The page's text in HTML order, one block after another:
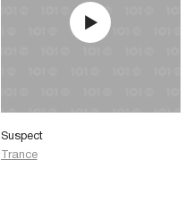
Suspect
Trance